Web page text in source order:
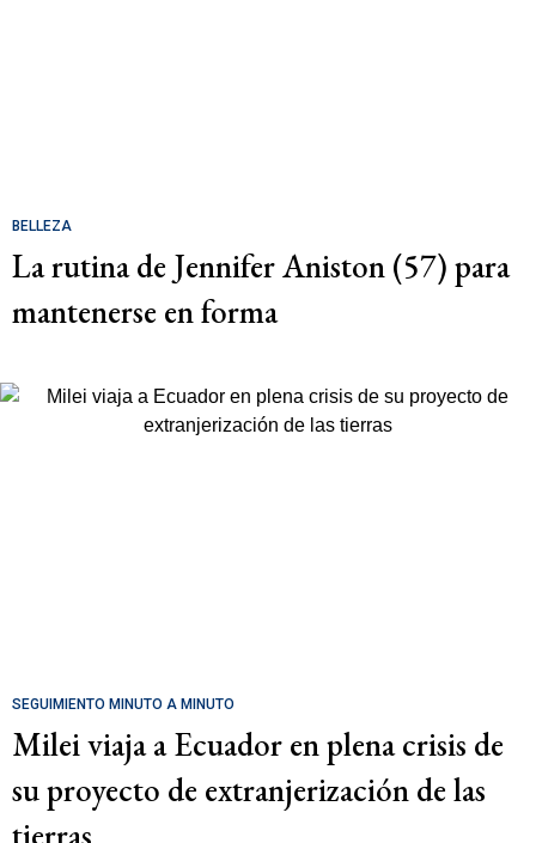
BELLEZA
La rutina de Jennifer Aniston (57) para
mantenerse en forma
SEGUIMIENTO MINUTO A MINUTO
Milei viaja a Ecuador en plena crisis de
su proyecto de extranjerización de las